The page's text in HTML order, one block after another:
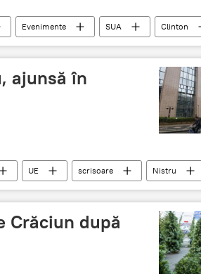
Evenimente SUA
Clinton
ajunsă în
UE scrisoare
Nistru
Crăciun după